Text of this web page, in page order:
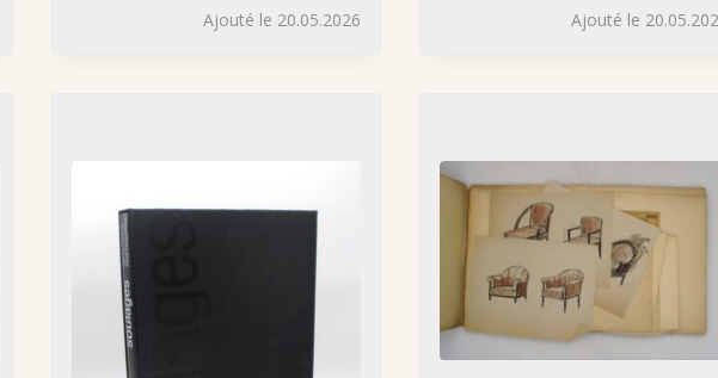
Ajouté le 20.05.2026 Ajouté le